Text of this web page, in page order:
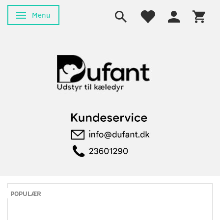
Skifte navigation
Menu
POPULÆR